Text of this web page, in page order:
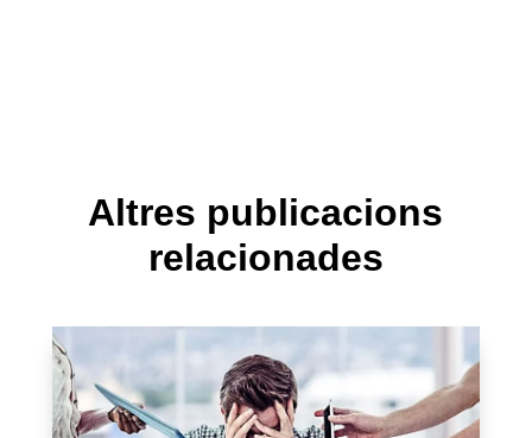
Altres publicacions
relacionades